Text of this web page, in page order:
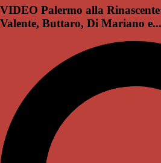
VIDEO Palermo alla
Valente, Buttaro, Di Mariano e...